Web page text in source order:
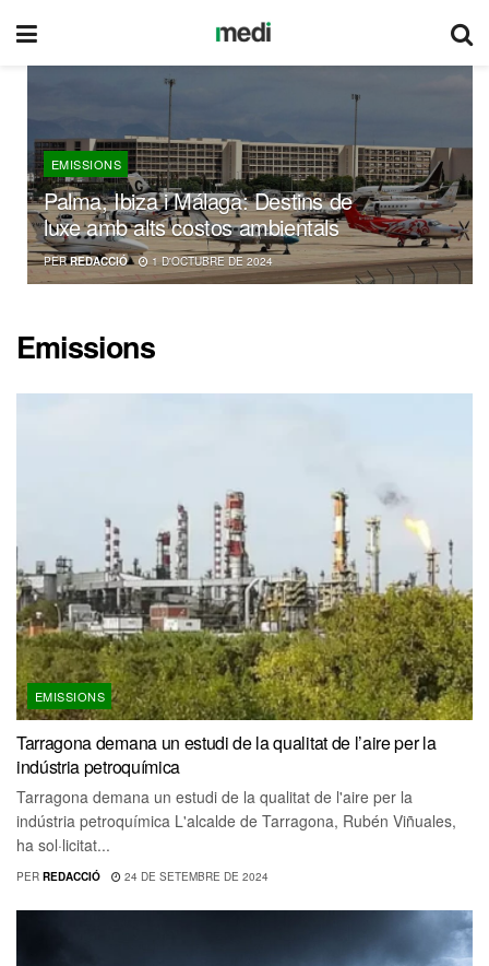
EMISSIONS
Palma, Ibiza i Málaga: Destins de
luxe amb alts costos ambientals
PERREDACCIÓ 1 D'OCTUBRE DE 2024
Emissions
EMISSIONS
Tarragona demana un estudi de la qualitat de l’aire per la
indústria petroquímica
Tarragona demana un estudi de la qualitat de l'aire per la
indústria petroquímica L'alcalde de Tarragona, Rubén Viñuales,
ha sol·licitat...
PER REDACCIÓ 24 DE SETEMBRE DE 2024